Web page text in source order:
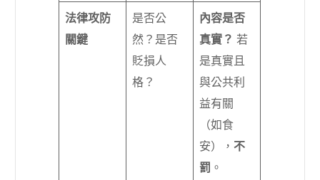
法律攻防
關鍵
是否公
然？是否
貶損人
格？
內容是否
真實？ 若
是真實且
與公共利
益有關
（如食
安）， 不
罰 。